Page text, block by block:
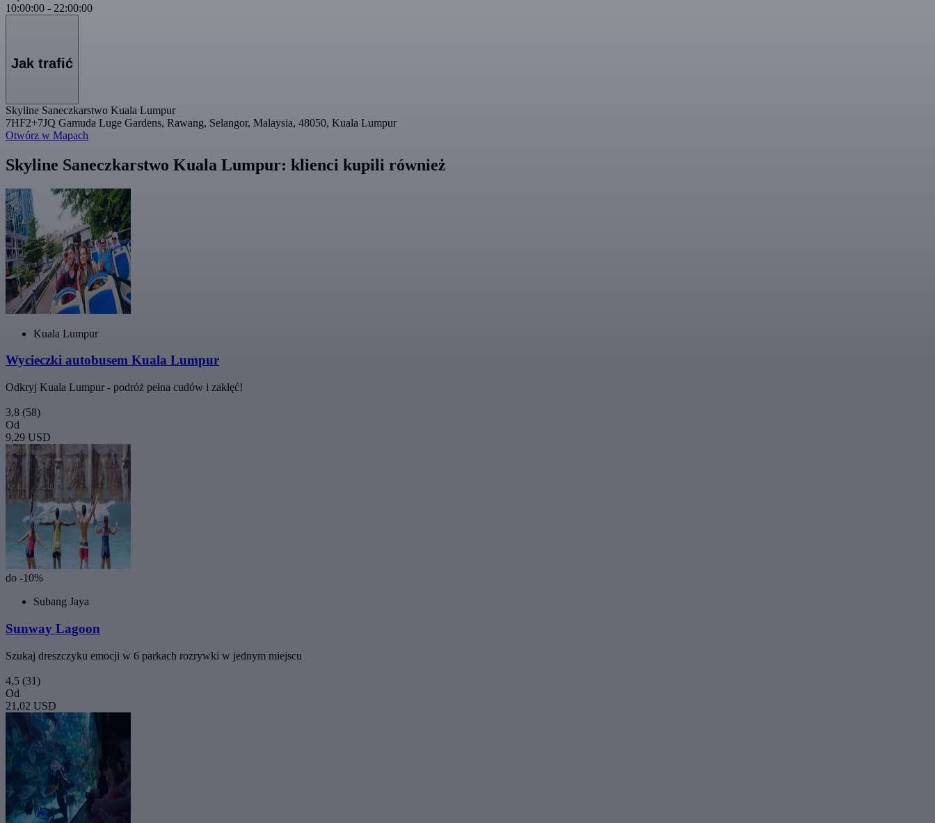
10:00:00 - 22:00:00
Jak trafić
Skyline Saneczkarstwo Kuala Lumpur
7HF2+7JQ Gamuda Luge Gardens, Rawang, Selangor, Malaysia, 48050, Kuala Lumpur
Otwórz w Mapach
Skyline Saneczkarstwo Kuala Lumpur: klienci kupili również
Kuala Lumpur
Wycieczki autobusem Kuala Lumpur
Odkryj Kuala Lumpur - podróż pełna cudów i zaklęć!
3,8 (58)
Od
9,29 USD
do -10%
Subang Jaya
Sunway Lagoon
Szukaj dreszczyku emocji w 6 parkach rozrywki w jednym miejscu
4,5 (31)
Od
21,02 USD